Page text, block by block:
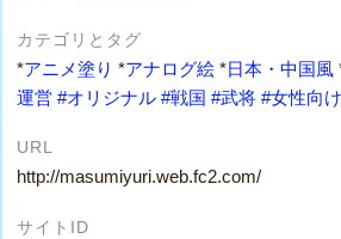
カテゴリとタグ
*アニメ塗り *アナログ絵 *日本・中国風
運営 #オリジナル #戦国 #武将 #女性向け
URL
http://masumiyuri.web.fc2.com/
サイトID